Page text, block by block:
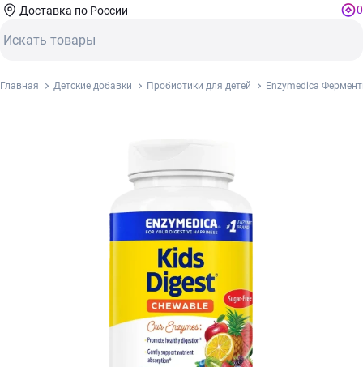
Доставка по России 0
Главная Детские добавки Пробиотики для детей Enzymedica